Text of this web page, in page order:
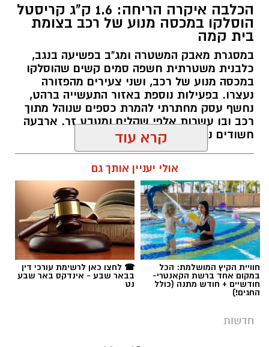
כלבנית משטרתית חשפה סמים קשים שהוסלקו
במכסה מנוע של רכב, ושני צעירים מהפזורה
נעצרו. בפעילות נוספת באזור התעשייה ברהט,
נחשף עסק מחתרתי להמרת כספים שנוהל מתוך
רכב ובו עשרות אלפי שקלים ומטבע זר. ארבעה
חשודים נעצרו בסך הכל.
רותם שרון / 19:00 06.08.26
תגים:משטרה
קרא עוד
אולי יעניין אותך גם
חוויית הקיץ המושלמת: הכל
במקום אחד ברשת הקאנטרי-
חודשיים + חודש מתנה (כולל
החגים!)
☎ לחצו כאן לרשימת עורכי דין
בבאר שבע - אינדקס באר שבע
נט
חדשות
בנערים בפארק בב''ש